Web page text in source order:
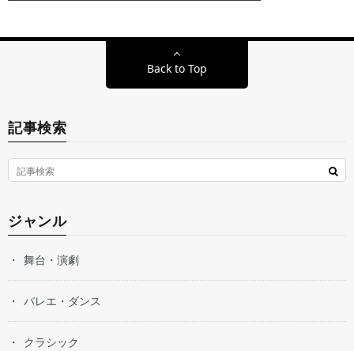
Back to Top
記事検索
ジャンル
舞台・演劇
バレエ・ダンス
クラシック